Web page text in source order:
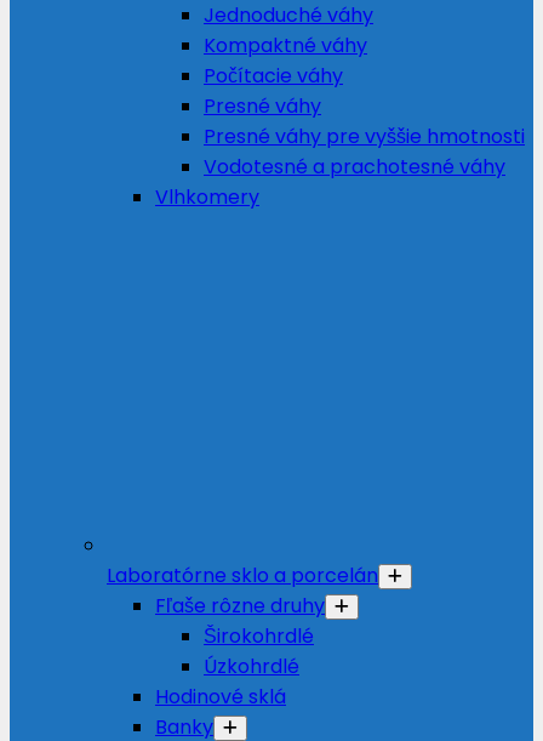
Jednoduché váhy
Kompaktné váhy
Počítacie váhy
Presné váhy
Presné váhy pre vyššie hmotnosti
Vodotesné a prachotesné váhy
Vlhkomery
Laboratórne sklo a porcelán
Fľaše rôzne druhy
Širokohrdlé
Úzkohrdlé
Hodinové sklá
Banky